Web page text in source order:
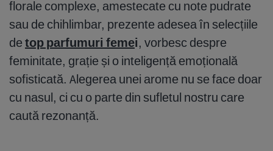
florale complexe, amestecate cu note pudrate
sau de chihlimbar, prezente adesea în selecțiile
de top parfumuri femei, vorbesc despre
feminitate, grație și o inteligență emoțională
sofisticată. Alegerea unei arome nu se face doar
cu nasul, ci cu o parte din sufletul nostru care
caută rezonanță.